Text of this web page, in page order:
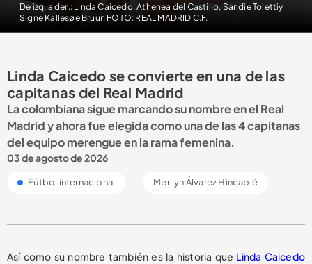
De izq. a der.: Linda Caicedo, Athenea del Castillo, Sandie Tolettiy
Signe Kallesøe Bruun FOTO: REAL MADRID C.F.
Linda Caicedo se convierte en una de las
capitanas del Real Madrid
La colombiana sigue marcando su nombre en el Real
Madrid y ahora fue elegida como una de las 4 capitanas
del equipo merengue en la rama femenina.
03 de agosto de 2026
Fútbol internacional Merllyn Álvarez Hincapié
Así como su nombre también es la historia que Linda Caicedo